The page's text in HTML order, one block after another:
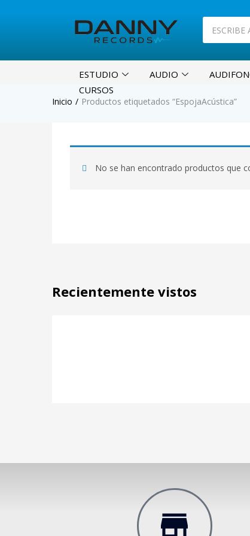
ESTUDIO AUDIO
CURSOS
Inicio Productos etiquetados “EspojaAcústica”
No se han encontrado productos que
Recientemente vistos